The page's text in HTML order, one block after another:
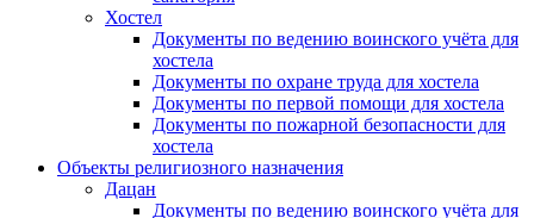
Хостел
Документы по ведению воинского учёта для
хостела
Документы по охране труда для хостела
Документы по первой помощи для хостела
Документы по пожарной безопасности для
хостела
Объекты религиозного назначения
Дацан
Документы по ведению воинского учёта для